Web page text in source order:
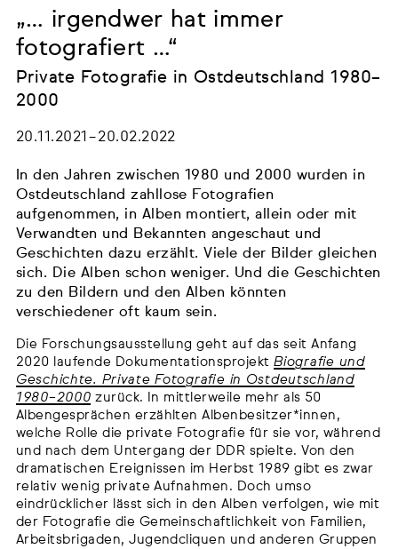
„… irgendwer hat immer
fotografiert …“
Private Fotografie in Ostdeutschland 1980–
2000
20.11.2021 – 20.02.2022
In den Jahren zwischen 1980 und 2000 wurden in
Ostdeutschland zahllose Fotografien
aufgenommen, in Alben montiert, allein oder mit
Verwandten und Bekannten angeschaut und
Geschichten dazu erzählt. Viele der Bilder gleichen
sich. Die Alben schon weniger. Und die Geschichten
zu den Bildern und den Alben könnten
verschiedener oft kaum sein.
Die Forschungsausstellung geht auf das seit Anfang
2020 laufende DokumentationsprojektBiografie und
Geschichte. Private Fotografie in Ostdeutschland
1980–2000 zurück. In mittlerweile mehr als 50
Albengesprächen erzählten Albenbesitzer*innen,
welche Rolle die private Fotografie für sie vor, während
und nach dem Untergang der DDR spielte. Von den
dramatischen Ereignissen im Herbst 1989 gibt es zwar
relativ wenig private Aufnahmen. Doch umso
eindrücklicher lässt sich in den Alben verfolgen, wie mit
der Fotografie die Gemeinschaftlichkeit von Familien,
Arbeitsbrigaden, Jugendcliquen und anderen Gruppen